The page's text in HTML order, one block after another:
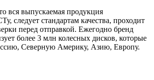
вся выпускаемая продукция
следует стандартам качества, проходит
перед отправкой. Ежегодно бренд
более 3 млн колесных дисков, которые
Северную Америку, Азию, Европу.